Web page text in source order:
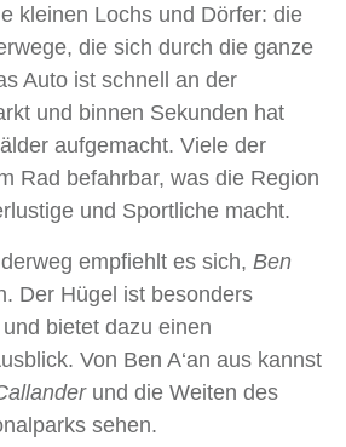
kleinen Lochs und Dörfer: die
die sich durch die ganze
Auto ist schnell an der
und binnen Sekunden hat
aufgemacht. Viele der
Rad befahrbar, was die Region
und Sportliche macht.
empfiehlt es sich, Ben
Der Hügel ist besonders
bietet dazu einen
Von Ben A‘an aus kannst
und die Weiten des
sehen.